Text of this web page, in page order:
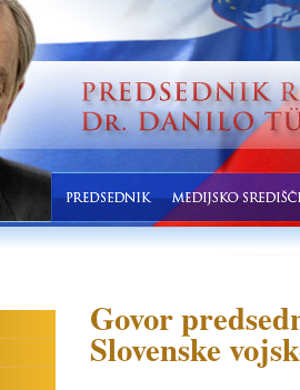
Govor
Slovenske